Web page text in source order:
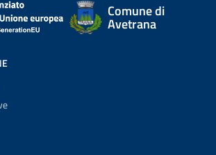
Comune di
Avetrana